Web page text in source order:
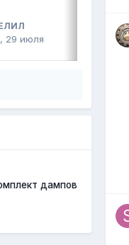
, 29 июля
дампов